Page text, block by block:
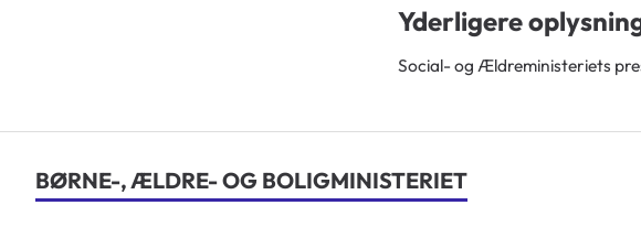
Yderligere
Social- og Ældreministeriets
BØRNE-, ÆLDRE- OG BOLIGMINISTERIET